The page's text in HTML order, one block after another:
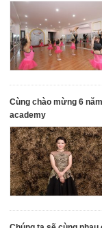
Cùng chào mừng 6
academy